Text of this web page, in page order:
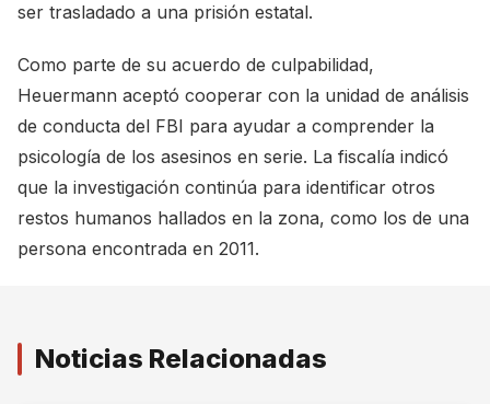
ser trasladado a una prisión estatal.
Como parte de su acuerdo de culpabilidad,
Heuermann aceptó cooperar con la unidad de análisis
de conducta del FBI para ayudar a comprender la
psicología de los asesinos en serie. La fiscalía indicó
que la investigación continúa para identificar otros
restos humanos hallados en la zona, como los de una
persona encontrada en 2011.
Noticias Relacionadas